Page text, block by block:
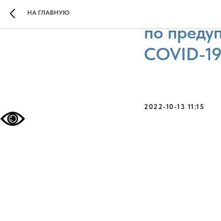
по
COVID-19
2022-10-13 11:15
НА ГЛАВНУЮ